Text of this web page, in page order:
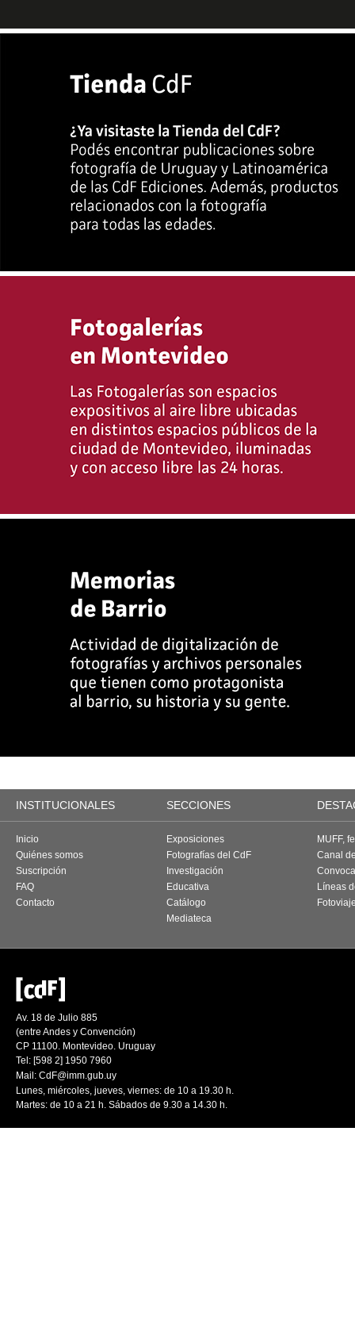
INSTITUCIONALES SECCIONES
Inicio
Quiénes somos
Suscripción
FAQ
Contacto
Exposiciones
Fotografías del CdF
Investigación
Educativa
Catálogo
Mediateca
MUFF,
Canal
Líneas
Av. 18 de Julio 885
(entre Andes y Convención)
CP 11100. Montevideo. Uruguay
Tel: [598 2] 1950 7960
Mail: CdF@imm.gub.uy
Lunes, miércoles, jueves, viernes: de 10 a 19.30 h.
Martes: de 10 a 21 h. Sábados de 9.30 a 14.30 h.